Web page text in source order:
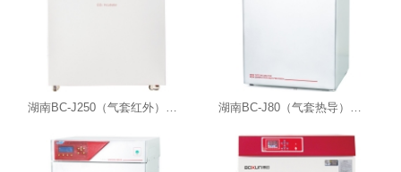
湖南BC-J250（气套红外）二氧化碳细胞培养箱 湖南BC-J80（气套热导）二氧化碳细胞培养箱